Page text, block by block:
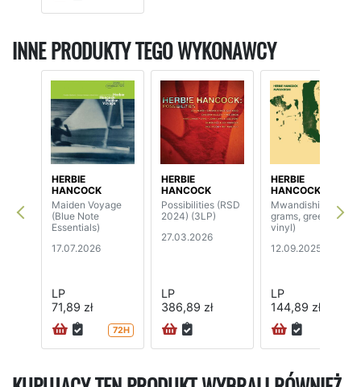
INNE PRODUKTY TEGO WYKONAWCY
HERBIE
HANCOCK
Maiden Voyage
(Blue Note
Essentials)
17.07.2026
LP
71,89 zł
72H
HERBIE
HANCOCK
Possibilities (RSD
2024) (3LP)
27.03.2026
LP
386,89 zł
HERBIE
HANCOCK
Mwandishi (180
grams, green
vinyl)
12.09.2025
LP
144,89 zł